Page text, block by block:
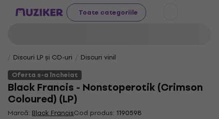
Toate categoriile
Discuri LP și CD-uri
Discuri vinil
Oferta s-a încheiat
Black Francis - Nonstoperotik (Crimson
Coloured) (LP)
Marcă: Black FrancisCod produs: 1190598